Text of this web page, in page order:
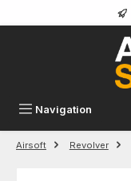
Zum Hauptinhalt springen
Navigation
Airsoft Revolver